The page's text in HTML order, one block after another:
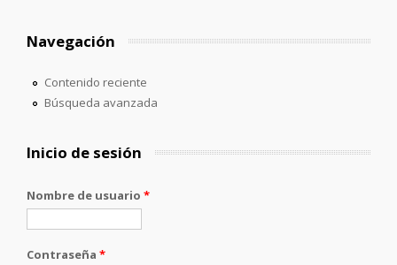
Navegación
Contenido reciente
Búsqueda avanzada
Inicio de sesión
Nombre de usuario *
Contraseña *